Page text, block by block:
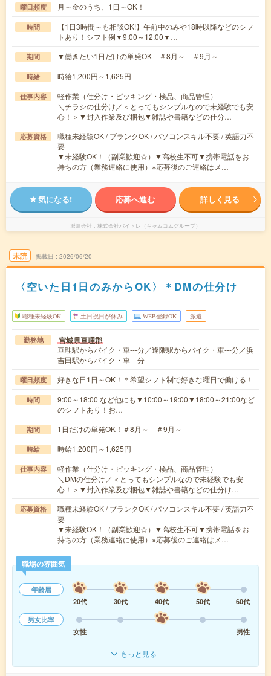
曜日頻度 月～金のうち、1日～OK！
時間
【1日3時間～も相談OK!】午前中のみや18時以降などのシフ
トあり！シフト例▼9:00～12:00▼…
期間 ▼働きたい1日だけの単発OK ＃8月～ ＃9月～
時給 時給1,200円～1,625円
仕事内容
軽作業（仕分け・ピッキング・検品、商品管理）
＼チラシの仕分け／＜とってもシンプルなので未経験でも安
心！＞▼封入作業及び梱包▼雑誌や書籍などの仕分…
応募資格
職種未経験OK / ブランクOK / パソコンスキル不要 / 英語力不
要
▼未経験OK！（副業歓迎☆）▼高校生不可▼携帯電話をお
持ちの方（業務連絡に使用）※応募後のご連絡はメ…
気になる! 応募へ進む 詳しく見る
派遣会社 株式会社バイトレ（キャムコムグループ）
未読 掲載日 2026/06/20
〈空いた日1日のみからOK〉＊DMの仕分け
職種未経験OK 土日祝日が休み WEB登録OK 派遣
勤務地 宮城県亘理郡
亘理駅からバイク・車---分／逢隈駅からバイク・車---分／浜
吉田駅からバイク・車---分
曜日頻度 好きな日1日～OK！＊希望シフト制で好きな曜日で働ける！
時間
9:00～18:00 など他にも▼10:00～19:00▼18:00～21:00など
のシフトあり！お…
期間 1日だけの単発OK！＃8月～ ＃9月～
時給 時給1,200円～1,625円
仕事内容
軽作業（仕分け・ピッキング・検品、商品管理）
＼DMの仕分け／＜とってもシンプルなので未経験でも安
心！＞▼封入作業及び梱包▼雑誌や書籍などの仕分け…
応募資格
職種未経験OK / ブランクOK / パソコンスキル不要 / 英語力不
要
▼未経験OK！（副業歓迎☆）▼高校生不可▼携帯電話をお
持ちの方（業務連絡に使用）※応募後のご連絡はメ…
職場の雰囲気
年齢層
20代
30代 40代 50代
60代
男女比率
女性
男性
もっと見る